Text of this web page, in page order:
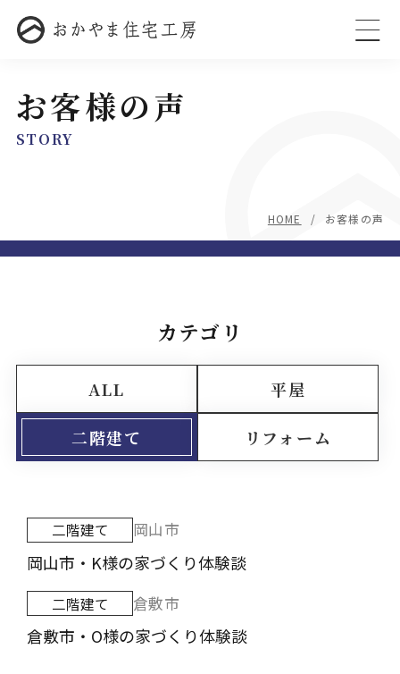
お客様の声
STORY
HOME お客様の声
カテゴリ
ALL 平屋
二階建て リフォーム
二階建て 岡山市
岡山市・K様の家づくり体験談
二階建て 倉敷市
倉敷市・O様の家づくり体験談